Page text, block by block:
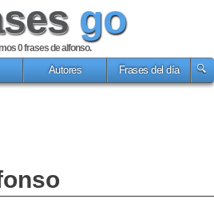
go
0frases de alfonso.
Autores Frases del día